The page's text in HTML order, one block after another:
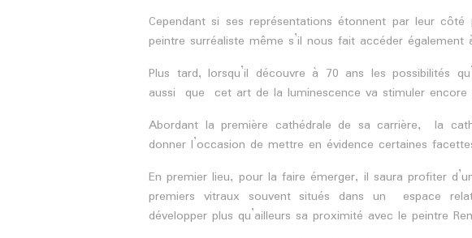
Cependant si ses représentations étonnent par leur
peintre surréaliste même s’il nous fait accéder également
Plus tard, lorsqu’il découvre à 70 ans les possibilités
aussi que cet art de la luminescence va stimuler encore
Abordant la première cathédrale de sa carrière, la
donner l’occasion de mettre en évidence certaines
En premier lieu, pour la faire émerger, il saura profiter
premiers vitraux souvent situés dans un espace
développer plus qu’ailleurs sa proximité avec le peintre